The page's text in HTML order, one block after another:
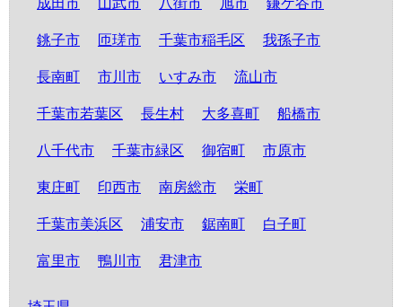
成田市 山武市 八街市 旭市 鎌ケ谷市
銚子市 匝瑳市 千葉市稲毛区 我孫子市
長南町 市川市 いすみ市 流山市
千葉市若葉区 長生村 大多喜町 船橋市
八千代市 千葉市緑区 御宿町 市原市
東庄町 印西市 南房総市 栄町
千葉市美浜区 浦安市 鋸南町 白子町
富里市 鴨川市 君津市